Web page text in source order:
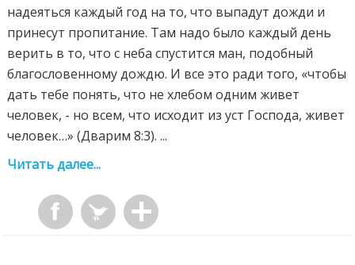
надеяться каждый год на то, что выпадут дожди и
принесут пропитание. Там надо было каждый день
верить в то, что с неба спустится ман, подобный
благословенному дождю. И все это ради того, «чтобы
дать тебе понять, что не хлебом одним живет
человек, - но всем, что исходит из уст Господа, живет
человек…» (Дварим 8:3). ...
Читать далее...